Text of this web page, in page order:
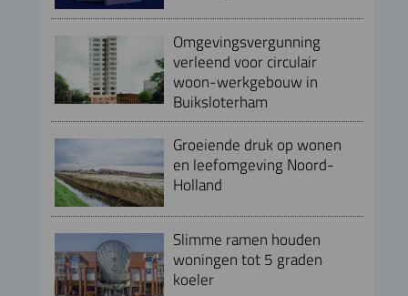
Omgevingsvergunning
verleend voor circulair
woon-werkgebouw in
Buiksloterham
Groeiende druk op wonen
en leefomgeving Noord-
Holland
Slimme ramen houden
woningen tot 5 graden
koeler